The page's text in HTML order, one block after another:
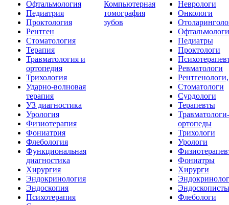
Офтальмология
Педиатрия
Проктология
Рентген
Стоматология
Терапия
Травматология и
ортопедия
Трихология
Ударно-волновая
терапия
УЗ диагностика
Урология
Физиотерапия
Фониатрия
Флебология
Функциональная
диагностика
Хирургия
Эндокринология
Эндоскопия
Психотерапия
Компьютерная
томография
зубов
Неврологи
Онкологи
Офтальмологи
Педиатры
Проктологи
Ревматологи
Стоматологи
Сурдологи
Терапевты
Травматологи-
ортопеды
Трихологи
Урологи
Фониатры
Хирурги
Эндоскописты
Флебологи